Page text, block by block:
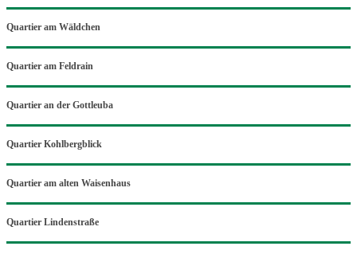
Quartier am Wäldchen
Quartier am Feldrain
Quartier an der Gottleuba
Quartier Kohlbergblick
Quartier am alten Waisenhaus
Quartier Lindenstraße